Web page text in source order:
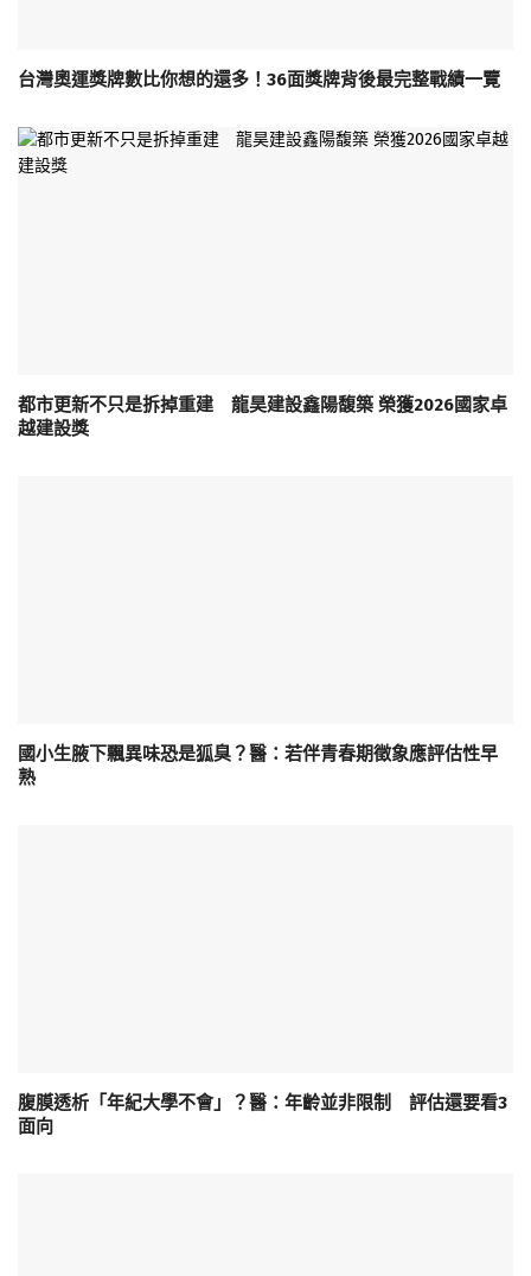
台灣奧運獎牌數比你想的還多！36面獎牌背後最完整戰績一覽
都市更新不只是拆掉重建 龍昊建設鑫陽馥築 榮獲2026國家卓
越建設獎
國小生腋下飄異味恐是狐臭？醫：若伴青春期徵象應評估性早
熟
腹膜透析「年紀大學不會」？醫：年齡並非限制 評估還要看3
面向